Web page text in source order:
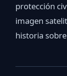
protección
imagen
historia